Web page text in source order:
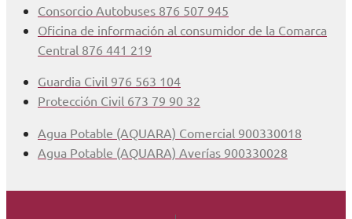
Consorcio Autobuses 876 507 945
Oficina de información al consumidor de la Comarca
Central 876 441 219
Guardia Civil 976 563 104
Protección Civil 673 79 90 32
Agua Potable (AQUARA) Comercial 900330018
Agua Potable (AQUARA) Averías 900330028